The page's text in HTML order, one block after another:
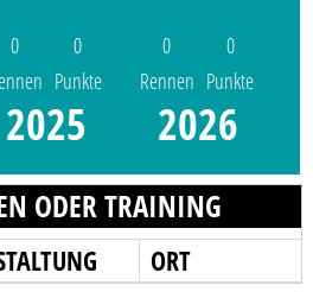
0
0
Punkte
2025
0
Rennen
0
Punkte
2026
ODER TRAINING
ORT